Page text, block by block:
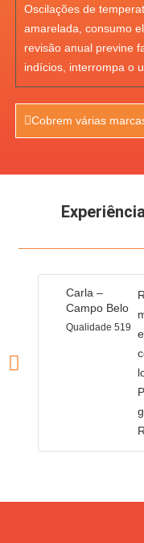
Oscilações de
amarelada, consumo
revisão anual previne
indícios, interrompa o
Cobrem várias
Carla –
Campo Belo
Qualidade 519